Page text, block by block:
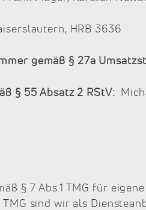
HRB 3636
gemäß § 27a
§ 55 Absatz 2 RStV:
§ 7 Abs.1 TMG für
sind wir als